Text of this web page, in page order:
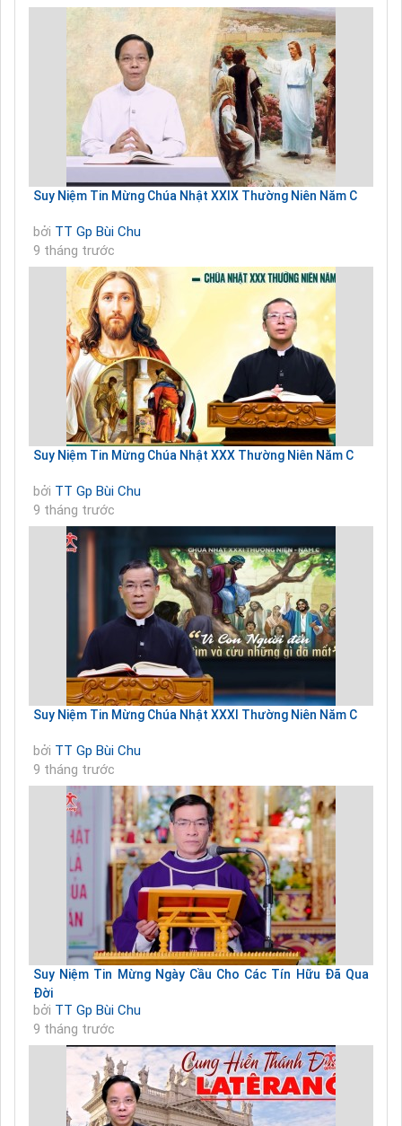
Suy Niệm Tin Mừng Chúa Nhật XXIX Thường Niên Năm C
bởi TT Gp Bùi Chu
9 tháng trước
Suy Niệm Tin Mừng Chúa Nhật XXX Thường Niên Năm C
bởi TT Gp Bùi Chu
9 tháng trước
Suy Niệm Tin Mừng Chúa Nhật XXXI Thường Niên Năm C
bởi TT Gp Bùi Chu
9 tháng trước
Suy Niệm Tin Mừng Ngày Cầu Cho Các Tín Hữu Đã Qua
Đời
bởi TT Gp Bùi Chu
9 tháng trước